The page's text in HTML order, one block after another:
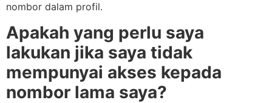
nombor dalam profil.
Apakah yang perlu saya
lakukan jika saya tidak
mempunyai akses kepada
nombor lama saya?